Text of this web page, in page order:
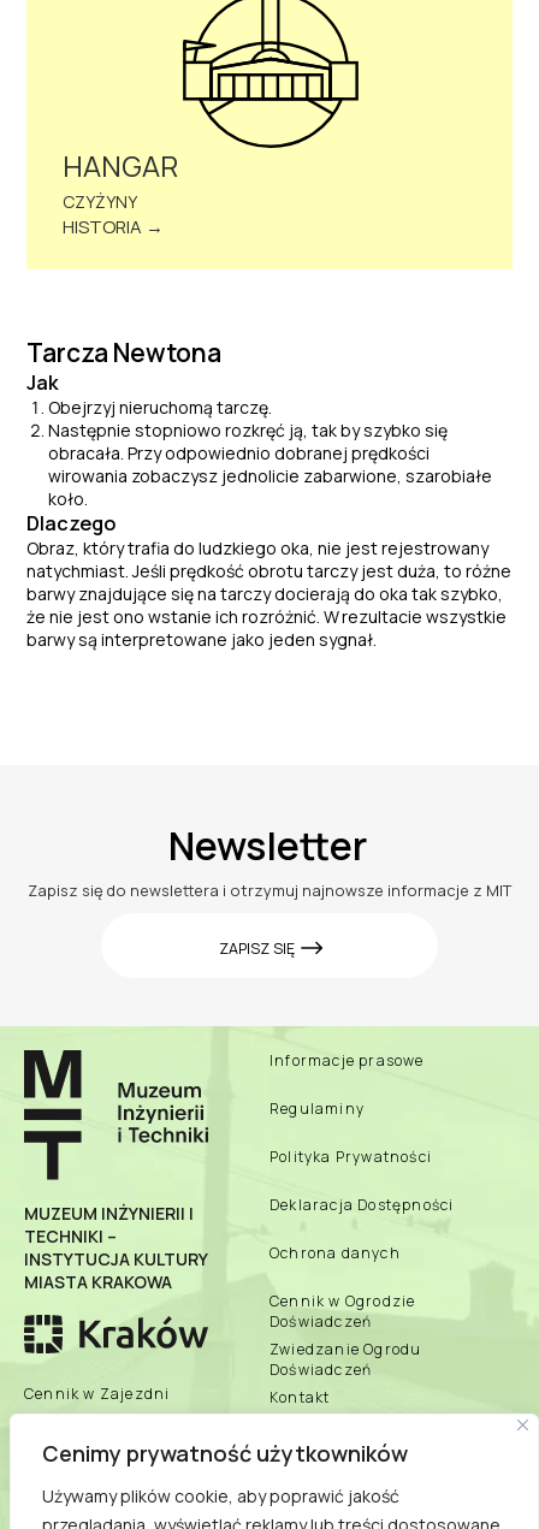
Cenimy prywatność użytkowników
Używamy plików cookie, aby poprawić jakość
HANGAR
CZYŻYNY
HISTORIA →
Tarcza Newtona
Jak
Obejrzyj nieruchomą tarczę.
Następnie stopniowo rozkręć ją, tak by szybko się
obracała. Przy odpowiednio dobranej prędkości
wirowania zobaczysz jednolicie zabarwione, szarobiałe
koło.
Dlaczego
Obraz, który trafia do ludzkiego oka, nie jest rejestrowany
natychmiast. Jeśli prędkość obrotu tarczy jest duża, to różne
barwy znajdujące się na tarczy docierają do oka tak szybko,
że nie jest ono wstanie ich rozróżnić. Wrezultacie wszystkie
barwy są interpretowane jako jeden sygnał
Newsletter
Zapisz się do newslettera i otrzymuj najnowsze informacje z MIT
ZAPISZ SIĘ
MUZEUM INŻYNIERII I
TECHNIKI –
INSTYTUCJA KULTURY
MIASTA KRAKOWA
Cennik w Zajezdni
Zbiory Online
Zespół Muzeum
Informacje prasowe
Regulaminy
Polityka Prywatności
Deklaracja Dostępności
Ochrona danych
Cennik w Ogrodzie
Doświadczeń
Zwiedzanie Ogrodu
Doświadczeń
Kontakt
biuletyn informacji